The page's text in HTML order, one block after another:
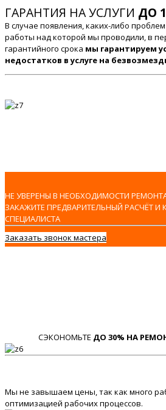
ГАРАНТИЯ НА УСЛУГИ ДО
В случае появления, каких-либо
работы над которой мы проводили, в
гарантийного срока мы гарантируем
недостатков в услуге на
НЕ УВЕРЕНЫ В НЕОБХОДИМОСТИ
ЗАКАЖИТЕ ПРЕДВАРИТЕЛЬНЫЙ РАСЧЁТ
СПЕЦИАЛИСТА
Заказать звонок мастера
СЭКОНОМЬТЕ ДО 30% НА
Мы не завышаем цены, так как много
оптимизацией рабочих процессов.